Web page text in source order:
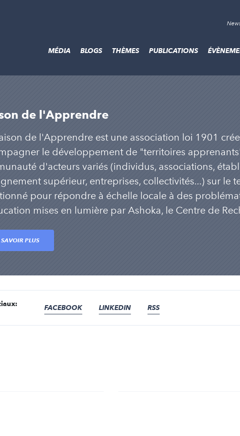
MÉDIA BLOGS THÈMES PUBLICATIONS
de l'Apprendre
de l'Apprendre est une association loi 1901
le développement de "territoires
d'acteurs variés (individus, associations,
supérieur, entreprises, collectivités...) sur le
pour répondre à échelle locale à des
mises en lumière par Ashoka, le Centre de
SAVOIR PLUS
FACEBOOK LINKEDIN RSS